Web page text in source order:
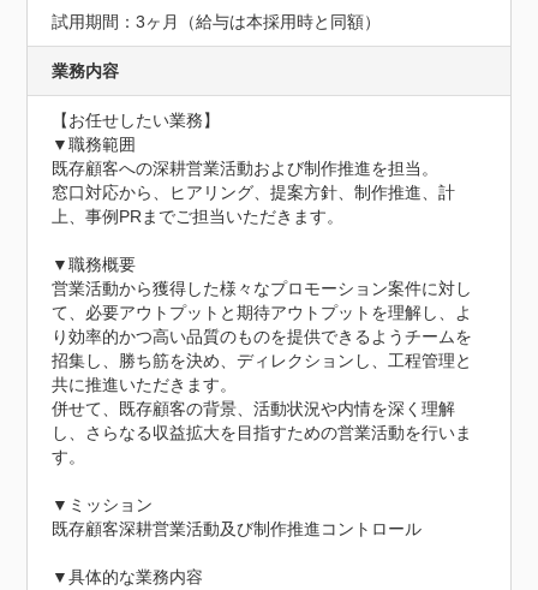
試用期間：3ヶ月（給与は本採用時と同額）
業務内容
【お任せしたい業務】
▼職務範囲
既存顧客への深耕営業活動および制作推進を担当。
窓口対応から、ヒアリング、提案方針、制作推進、計
上、事例PRまでご担当いただきます。
▼職務概要
営業活動から獲得した様々なプロモーション案件に対し
て、必要アウトプットと期待アウトプットを理解し、よ
り効率的かつ高い品質のものを提供できるようチームを
招集し、勝ち筋を決め、ディレクションし、工程管理と
共に推進いただきます。
併せて、既存顧客の背景、活動状況や内情を深く理解
し、さらなる収益拡大を目指すための営業活動を行いま
す。
▼ミッション
既存顧客深耕営業活動及び制作推進コントロール
▼具体的な業務内容